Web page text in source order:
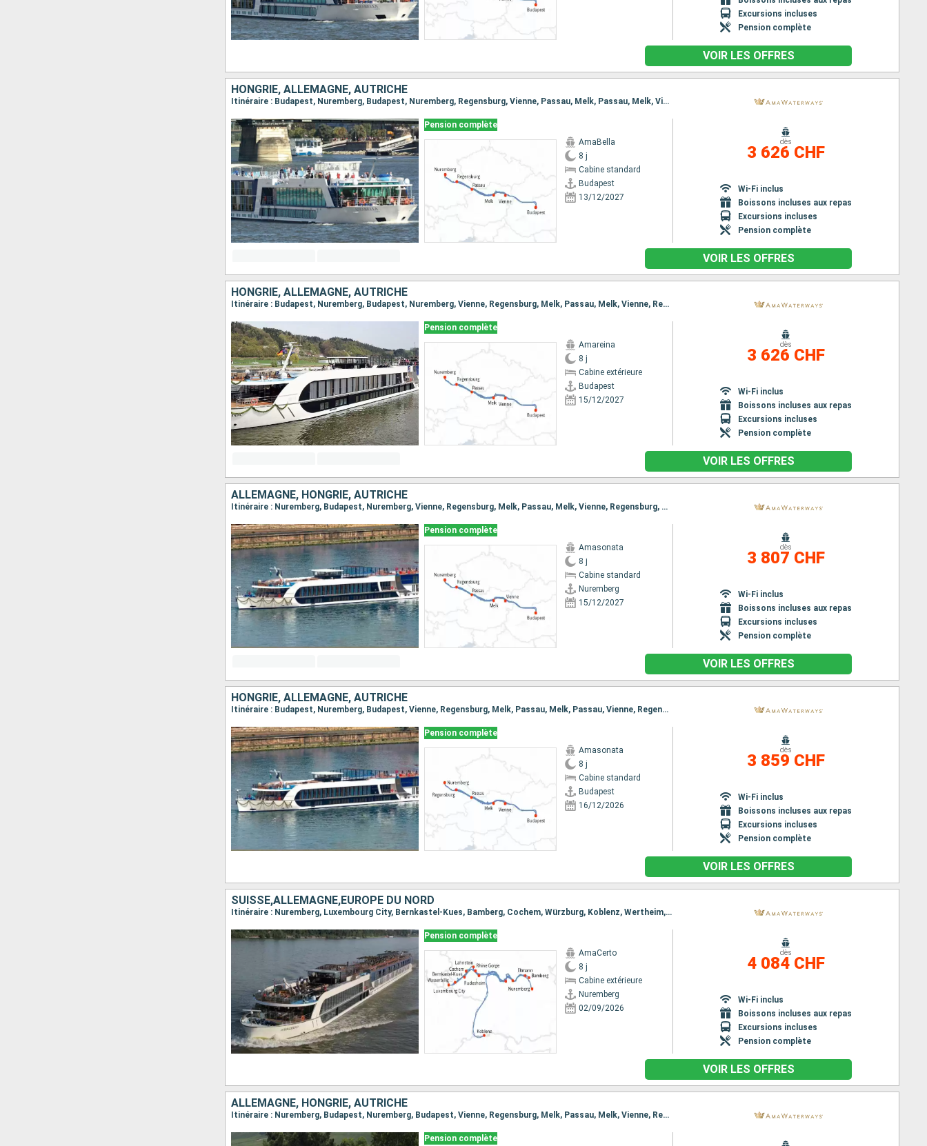
Excursions incluses
Pension complète
VOIR LES OFFRES
HONGRIE, ALLEMAGNE, AUTRICHE
Itinéraire : Budapest, Nuremberg, Budapest, Nuremberg, Regensburg, Vienne, Passau, Melk, Passau, Melk, Vienne, Regensburg, Vienne, Nuremberg, Budapest, Nuremberg, Budapest
Pension complète
AmaBella
8 j
Cabine standard
Budapest
13/12/2027
dès
3 626 CHF
Wi-Fi inclus
Boissons incluses aux repas
Excursions incluses
Pension complète
VOIR LES OFFRES
HONGRIE, ALLEMAGNE, AUTRICHE
Itinéraire : Budapest, Nuremberg, Budapest, Nuremberg, Vienne, Regensburg, Melk, Passau, Melk, Vienne, Regensburg, Budapest, Nuremberg, Budapest
Pension complète
Amareina
8 j
Cabine extérieure
Budapest
15/12/2027
dès
3 626 CHF
Wi-Fi inclus
Boissons incluses aux repas
Excursions incluses
Pension complète
VOIR LES OFFRES
ALLEMAGNE, HONGRIE, AUTRICHE
Itinéraire : Nuremberg, Budapest, Nuremberg, Vienne, Regensburg, Melk, Passau, Melk, Vienne, Regensburg, Budapest, Nuremberg, Budapest, Nuremberg
Pension complète
Amasonata
8 j
Cabine standard
Nuremberg
15/12/2027
dès
3 807 CHF
Wi-Fi inclus
Boissons incluses aux repas
Excursions incluses
Pension complète
VOIR LES OFFRES
HONGRIE, ALLEMAGNE, AUTRICHE
Itinéraire : Budapest, Nuremberg, Budapest, Vienne, Regensburg, Melk, Passau, Melk, Passau, Vienne, Regensburg, Vienne, Budapest, Nuremberg, Budapest
Pension complète
Amasonata
8 j
Cabine standard
Budapest
16/12/2026
dès
3 859 CHF
Wi-Fi inclus
Boissons incluses aux repas
Excursions incluses
Pension complète
VOIR LES OFFRES
SUISSE,ALLEMAGNE,EUROPE DU NORD
Itinéraire : Nuremberg, Luxembourg City, Bernkastel-Kues, Bamberg, Cochem, Würzburg, Koblenz, Wertheim, Rhine Gorge, Rudesheim, Wertheim, Rudesheim, Rhine Gorge, Lahnstein, Würzburg, Cochem, Wasserbillig, Eltmann, Luxembourg City, Nuremberg
Pension complète
AmaCerto
8 j
Cabine extérieure
Nuremberg
02/09/2026
dès
4 084 CHF
Wi-Fi inclus
Boissons incluses aux repas
Excursions incluses
Pension complète
VOIR LES OFFRES
ALLEMAGNE, HONGRIE, AUTRICHE
Itinéraire : Nuremberg, Budapest, Nuremberg, Budapest, Vienne, Regensburg, Melk, Passau, Melk, Vienne, Regensburg, Budapest, Nuremberg, Budapest, Nuremberg
Pension complète